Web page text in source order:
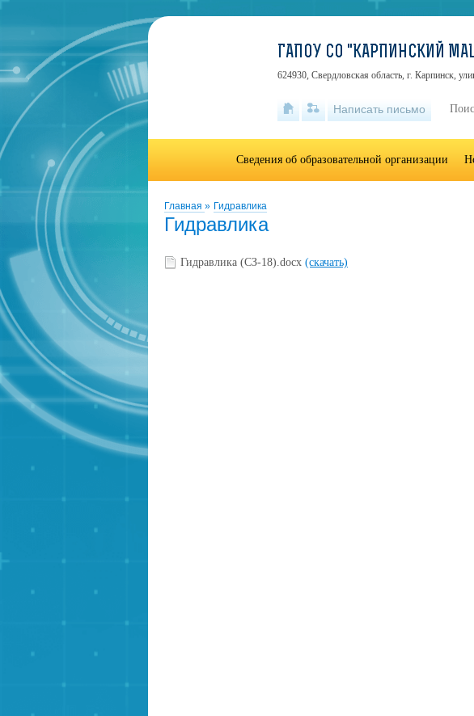
Главная » Гидравлика
Гидравлика
Гидравлика (СЗ-18).docx (скачать)
ГАПОУ СО "КАРПИНСКИЙ
624930, Свердловская область, г. Карпинск,
Написать письмо
Сведения об образовательной организации